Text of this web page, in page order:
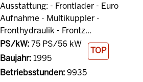
Ausstattung: - Frontlader - Euro
Aufnahme - Multikuppler -
Fronthydraulik - Frontz...
PS/kW:75 PS/56 kW
Baujahr:1995
Betriebsstunden:9935
TOP